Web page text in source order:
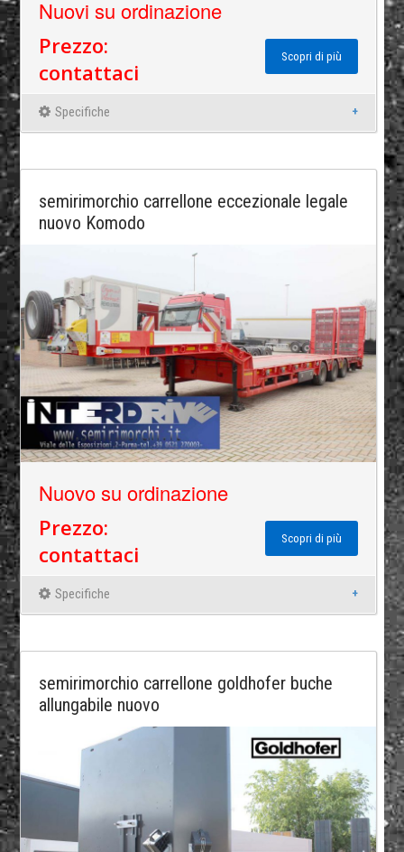
Nuovi su ordinazione
Prezzo:
contattaci
Scopri di più
Specifiche
semirimorchio carrellone eccezionale legale
nuovo Komodo
Nuovo su ordinazione
Prezzo:
contattaci
Scopri di più
Specifiche
semirimorchio carrellone goldhofer buche
allungabile nuovo